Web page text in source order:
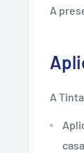
A
A